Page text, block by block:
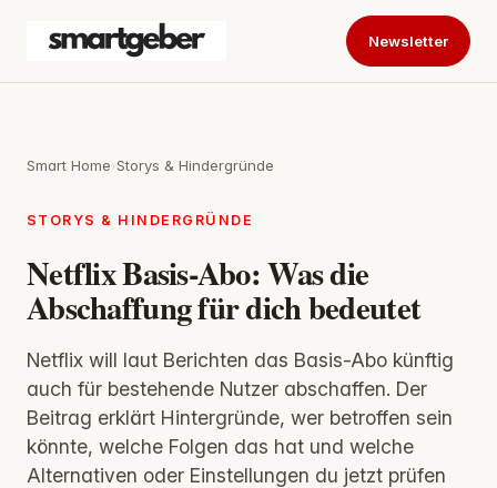
Newsletter
Smart Home›Storys & Hindergründe
STORYS & HINDERGRÜNDE
Netflix Basis-Abo: Was die
Abschaffung für dich bedeutet
Netflix will laut Berichten das Basis-Abo künftig
auch für bestehende Nutzer abschaffen. Der
Beitrag erklärt Hintergründe, wer betroffen sein
könnte, welche Folgen das hat und welche
Alternativen oder Einstellungen du jetzt prüfen